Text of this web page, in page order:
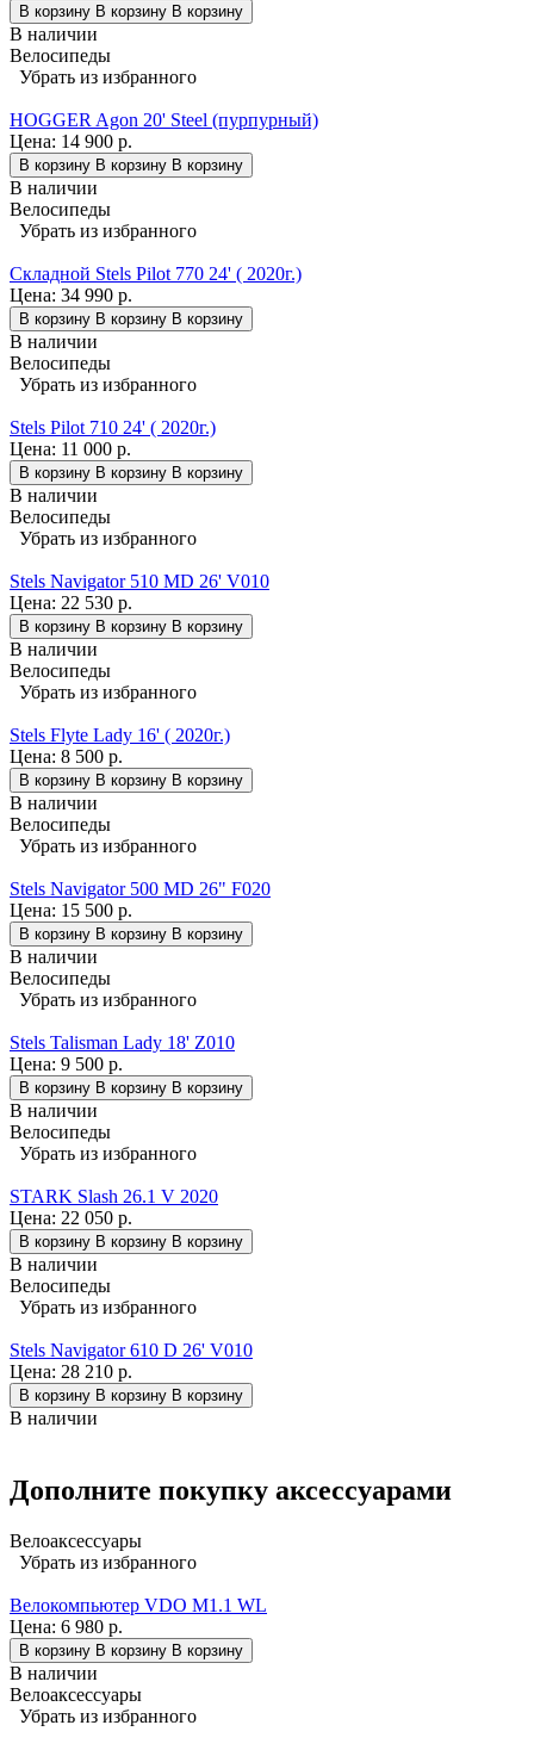
В корзину В корзину В корзину
В наличии
Велосипеды
Убрать из избранного
HOGGER Agon 20' Steel (пурпурный)
Цена: 14 900 р.
В корзину В корзину В корзину
В наличии
Велосипеды
Убрать из избранного
Складной Stels Pilot 770 24' ( 2020г.)
Цена: 34 990 р.
В корзину В корзину В корзину
В наличии
Велосипеды
Убрать из избранного
Stels Pilot 710 24' ( 2020г.)
Цена: 11 000 р.
В корзину В корзину В корзину
В наличии
Велосипеды
Убрать из избранного
Stels Navigator 510 MD 26' V010
Цена: 22 530 р.
В корзину В корзину В корзину
В наличии
Велосипеды
Убрать из избранного
Stels Flyte Lady 16' ( 2020г.)
Цена: 8 500 р.
В корзину В корзину В корзину
В наличии
Велосипеды
Убрать из избранного
Stels Navigator 500 MD 26" F020
Цена: 15 500 р.
В корзину В корзину В корзину
В наличии
Велосипеды
Убрать из избранного
Stels Talisman Lady 18' Z010
Цена: 9 500 р.
В корзину В корзину В корзину
В наличии
Велосипеды
Убрать из избранного
STARK Slash 26.1 V 2020
Цена: 22 050 р.
В корзину В корзину В корзину
В наличии
Велосипеды
Убрать из избранного
Stels Navigator 610 D 26' V010
Цена: 28 210 р.
В корзину В корзину В корзину
В наличии
Дополните покупку аксессуарами
Велоаксессуары
Убрать из избранного
Велокомпьютер VDO M1.1 WL
Цена: 6 980 р.
В корзину В корзину В корзину
В наличии
Велоаксессуары
Убрать из избранного